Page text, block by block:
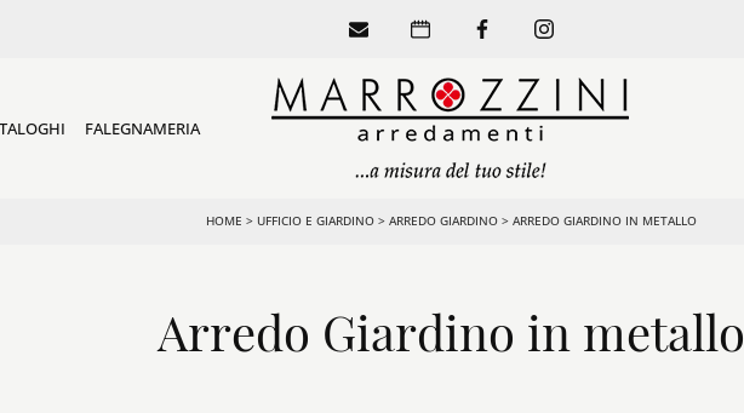
FALEGNAMERIA
HOME > UFFICIO E GIARDINO> ARREDO GIARDINO> ARREDO GIARDINO IN METALLO
Arredo Giardino in metallo